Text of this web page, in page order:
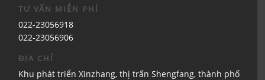
TƯ VẤN MIỄN PHÍ
022-23056918
022-23056906
ĐỊA CHỈ
Khu phát triển Xinzhang, thị trấn Shengfang, thành phố